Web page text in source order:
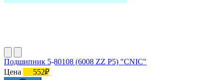
Подшипник 5-80108 (6008 ZZ P5) "CNIC"
Цена
552₽